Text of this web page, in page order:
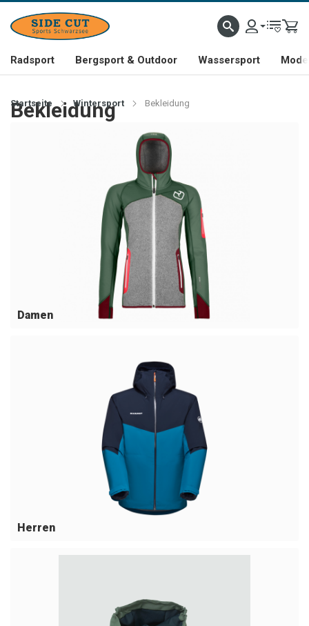
Radsport Bergsport & Outdoor Wassersport
Startseite Wintersport Bekleidung
Bekleidung
Damen
Herren